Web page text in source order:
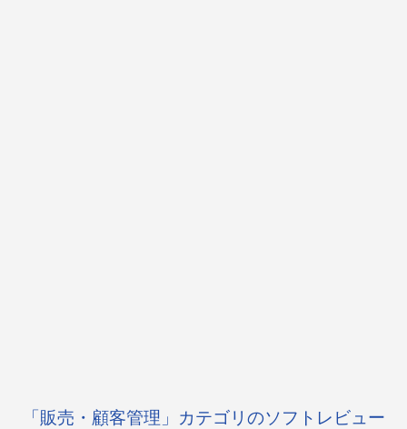
「販売・顧客管理」カテゴリのソフトレビュー